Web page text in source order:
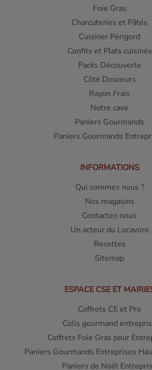
Foie Gras
Charcuteries et Pâtés
Cuisiner Périgord
Confits et Plats cuisinés
Packs Découverte
Côté Douceurs
Rayon Frais
Notre cave
Paniers Gourmands
Paniers Gourmands
INFORMATIONS
Qui sommes nous ?
Nos magasins
Contactez-nous
Un acteur du Locavore
Recettes
Sitemap
ESPACE CSE ET
Coffrets CE et Pro
Colis gourmand
Coffrets Foie Gras pour
Paniers Gourmands Entreprises
Paniers de Noël